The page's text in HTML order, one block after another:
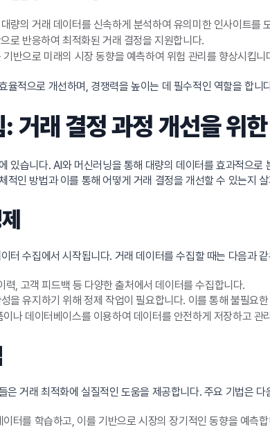
량의 거래 데이터를 신속하게 분석하여 유의미한 인사이트를
로 반응하여 최적화된 거래 결정을 지원합니다.
반으로 미래의 시장 동향을 예측하여 위험 관리를 향상시킵니
율적으로 개선하며, 경쟁력을 높이는 데 필수적인 역할을 합니
거래 결정 과정 개선을 위
있습니다. AI와 머신러닝을 통해 대량의 데이터를 효과적으
적인 방법과 이를 통해 어떻게 거래 결정을 개선할 수 있는지
터 수집에서 시작됩니다. 거래 데이터를 수집할 때는 다음과
력, 고객 피드백 등 다양한 출처에서 데이터를 수집합니다.
을 유지하기 위해 정제 작업이 필요합니다. 이를 통해 불필요
나 데이터베이스를 이용하여 데이터를 안전하게 저장하고 관
은 거래 최적화에 실질적인 도움을 제공합니다. 주요 기법은 다
터를 학습하고, 이를 기반으로 시장의 장기적인 동향을 예측